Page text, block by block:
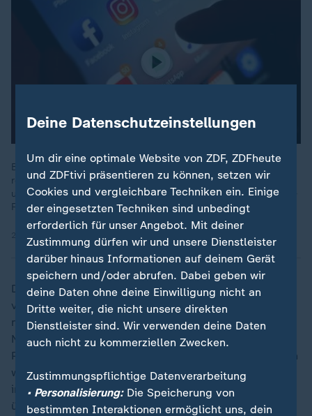
Bundesbildungsministerin Prien will auch Messenger
regulieren. Der Deutsche Lehrerverband hält ein Verbot für
unrealistisch. Anlass der Debatte sind Probleme wie Mobbing-
Fälle in Klassenchats.
20.03.2026 | 0:31 min
Das gilt auch für die Meta-KI, die bereits im
vergangenen Jahr bei WhatsApp eingeführt wurde -
nicht "ab Samstag", wie es im Kettenbrief heißt. "Nur
Nachrichten, in denen Meta AI erwähnt wird oder die
Personen mit Meta AI teilen, können von Meta gelesen
werden",heißt es dazu von WhatsApp. Das gelte auch
in Gruppenchats. Abschalten lässt sich die Meta-KI
übrigens nicht - nur ignorieren.
Deine Datenschutzeinstellungen
Um dir eine optimale Website von ZDF, ZDFheute
und ZDFtivi präsentieren zu können, setzen wir
Cookies und vergleichbare Techniken ein. Einige
der eingesetzten Techniken sind unbedingt
erforderlich für unser Angebot. Mit deiner
Zustimmung dürfen wir und unsere Dienstleister
darüber hinaus Informationen auf deinem Gerät
speichern und/oder abrufen. Dabei geben wir
deine Daten ohne deine Einwilligung nicht an
Dritte weiter, die nicht unsere direkten
Dienstleister sind. Wir verwenden deine Daten
auch nicht zu kommerziellen Zwecken.
Zustimmungspflichtige Datenverarbeitung
• Personalisierung:Die Speicherung von
bestimmten Interaktionen ermöglicht uns, dein